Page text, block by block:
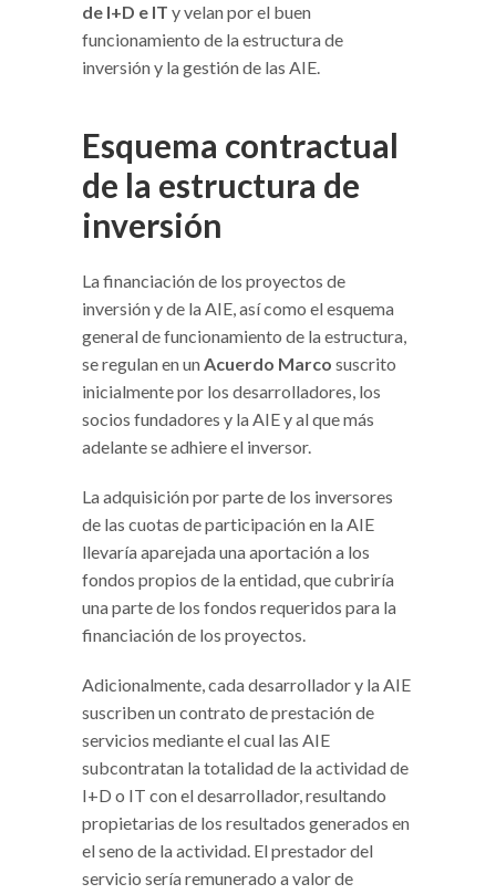
de I+D e IT y velan por el buen
funcionamiento de la estructura de
inversión y la gestión de las AIE.
Esquema contractual
de la estructura de
inversión
La financiación de los proyectos de
inversión y de la AIE, así como el esquema
general de funcionamiento de la estructura,
se regulan en unAcuerdo Marco suscrito
inicialmente por los desarrolladores, los
socios fundadores y la AIE y al que más
adelante se adhiere el inversor.
La adquisición por parte de los inversores
de las cuotas de participación en la AIE
llevaría aparejada una aportación a los
fondos propios de la entidad, que cubriría
una parte de los fondos requeridos para la
financiación de los proyectos.
Adicionalmente, cada desarrollador y la AIE
suscriben un contrato de prestación de
servicios mediante el cual las AIE
subcontratan la totalidad de la actividad de
I+D o IT con el desarrollador, resultando
propietarias de los resultados generados en
el seno de la actividad. El prestador del
servicio sería remunerado a valor de